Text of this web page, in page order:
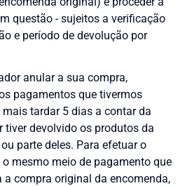
questão - sujeitos a verificação
e período de devolução por
anular a sua compra,
pagamentos que tivermos
tardar 5 dias a contar da
tiver devolvido os produtos da
parte deles. Para efetuar o
mesmo meio de pagamento que
compra original da encomenda,